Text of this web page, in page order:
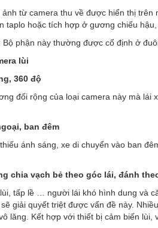
ảnh từ camera thu về được hiển thị trên
taplo hoặc tích hợp ở gương chiếu hậu,
Bộ phận này thường được cố định ở
lùi
360 độ
đối rộng của loại camera này mà lái
ban đêm
ánh sáng, xe di chuyển vào ban
chia vạch bẻ theo góc lái, đánh
tấp lề … người lái khó hình dung và
giải quyết triệt được vấn đề này.
lăng. Kết hợp với thiết bị cảm biến lùi,